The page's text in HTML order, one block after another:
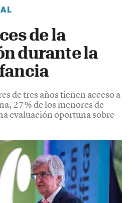
de la
durante la
de tres años tienen acceso a
27% de los menores de
evaluación oportuna sobre